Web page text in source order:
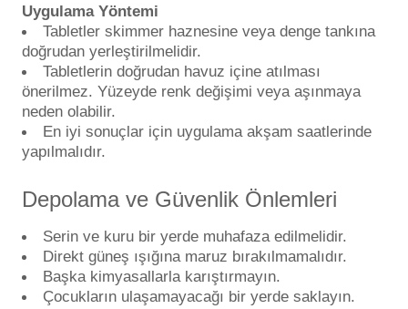
Uygulama Yöntemi
Tabletler skimmer haznesine veya denge tankına
doğrudan yerleştirilmelidir.
Tabletlerin doğrudan havuz içine atılması
önerilmez. Yüzeyde renk değişimi veya aşınmaya
neden olabilir.
En iyi sonuçlar için uygulama akşam saatlerinde
yapılmalıdır.
Depolama ve Güvenlik Önlemleri
Serin ve kuru bir yerde muhafaza edilmelidir.
Direkt güneş ışığına maruz bırakılmamalıdır.
Başka kimyasallarla karıştırmayın.
Çocukların ulaşamayacağı bir yerde saklayın.